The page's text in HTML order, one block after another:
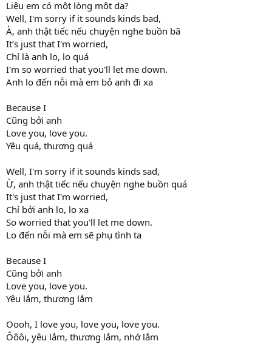
Liệu em có một lòng một dạ?
Well, I'm sorry if it sounds kinds bad,
À, anh thật tiếc nếu chuyện nghe buồn bã
It’s just that I'm worried,
Chỉ là anh lo, lo quá
I'm so worried that you'll let me down.
Anh lo đến nỗi mà em bỏ anh đi xa
Because I
Cũng bởi anh
Love you, love you.
Yêu quá, thương quá
Well, I'm sorry if it sounds kinds sad,
Ừ, anh thật tiếc nếu chuyện nghe buồn quá
It's just that I'm worried,
Chỉ bởi anh lo, lo xa
So worried that you'll let me down.
Lo đến nỗi mà em sẽ phụ tình ta
Because I
Cũng bởi anh
Love you, love you.
Yêu lắm, thương lắm
Oooh, I love you, love you, love you.
Ôôôi, yêu lắm, thương lắm, nhớ lắm